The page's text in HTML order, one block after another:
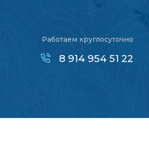
Работаем круглосуточно
8 914 954 51 22